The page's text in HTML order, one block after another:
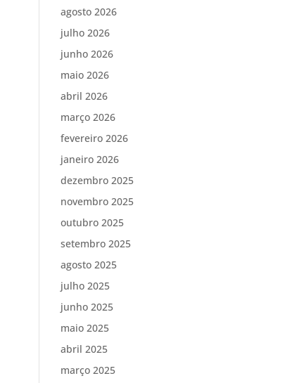
agosto 2026
julho 2026
junho 2026
maio 2026
abril 2026
março 2026
fevereiro 2026
janeiro 2026
dezembro 2025
novembro 2025
outubro 2025
setembro 2025
agosto 2025
julho 2025
junho 2025
maio 2025
abril 2025
março 2025